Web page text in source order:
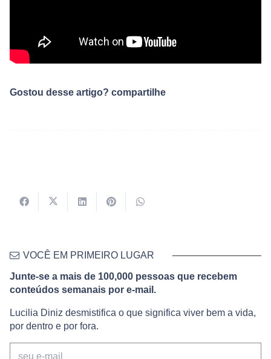
Gostou desse artigo? compartilhe
VOCÊ EM PRIMEIRO LUGAR
Junte-se a mais de 100,000 pessoas que recebem
conteúdos semanais por e-mail.
Lucilia Diniz desmistifica o que significa viver bem a vida,
por dentro e por fora.